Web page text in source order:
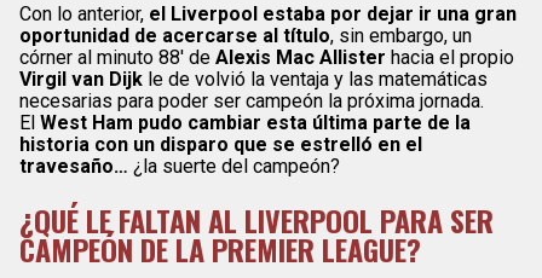
Con lo anterior, el Liverpool estaba por dejar ir una gran
oportunidad de acercarse al título, sin embargo, un
córner al minuto 88′ de Alexis Mac Allister hacia el propio
Virgil van Dijk le de volvió la ventaja y las matemáticas
necesarias para poder ser campeón la próxima jornada.
El West Ham pudo cambiar esta última parte de la
historia con un disparo que se estrelló en el
travesaño… ¿la suerte del campeón?
¿QUÉ LE FALTAN AL LIVERPOOL PARA SER
CAMPEÓN DE LA PREMIER LEAGUE?